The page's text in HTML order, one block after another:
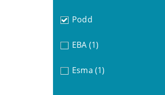
Podd
EBA (1)
Esma (1)